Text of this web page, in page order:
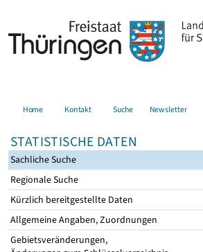
Home Kontakt Suche Newsletter
STATISTISCHE DATEN
Sachliche Suche
Regionale Suche
Kürzlich bereitgestellte Daten
Allgemeine Angaben, Zuordnungen
Gebietsveränderungen,